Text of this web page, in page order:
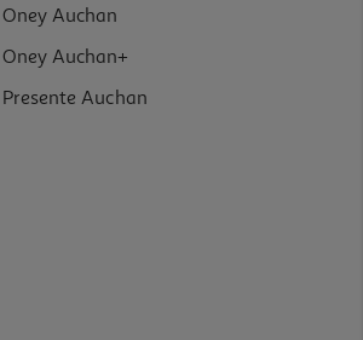
Auchan
Auchan+
Auchan